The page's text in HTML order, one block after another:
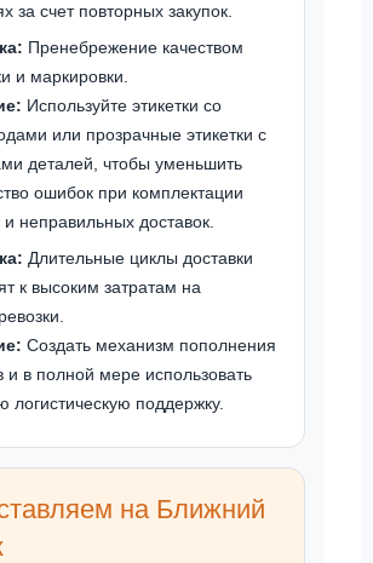
за счет повторных закупок.
Пренебрежение качеством
и маркировки.
Используйте этикетки со
или прозрачные этикетки с
деталей, чтобы уменьшить
ошибок при комплектации
и неправильных доставок.
Длительные циклы доставки
к высоким затратам на
Создать механизм пополнения
и в полной мере использовать
логистическую поддержку.
на Ближний